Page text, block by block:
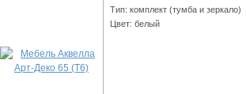
Тип: комплект (тумба и зеркало)
Цвет: белый